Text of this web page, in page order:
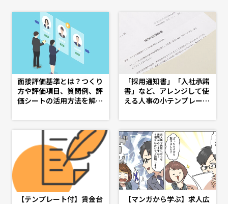
面接評価基準とは？つくり
方や評価項目、質問例、評
価シートの活用方法を解説
想の人事へ、ショートカッ
ト
「採用通知書」「入社承諾
書」など、アレンジして使
える人事の小テンプレート
j）- 理想の人事へ、ショー
トカット
【テンプレート付】賃金台
【マンガから学ぶ】求人広